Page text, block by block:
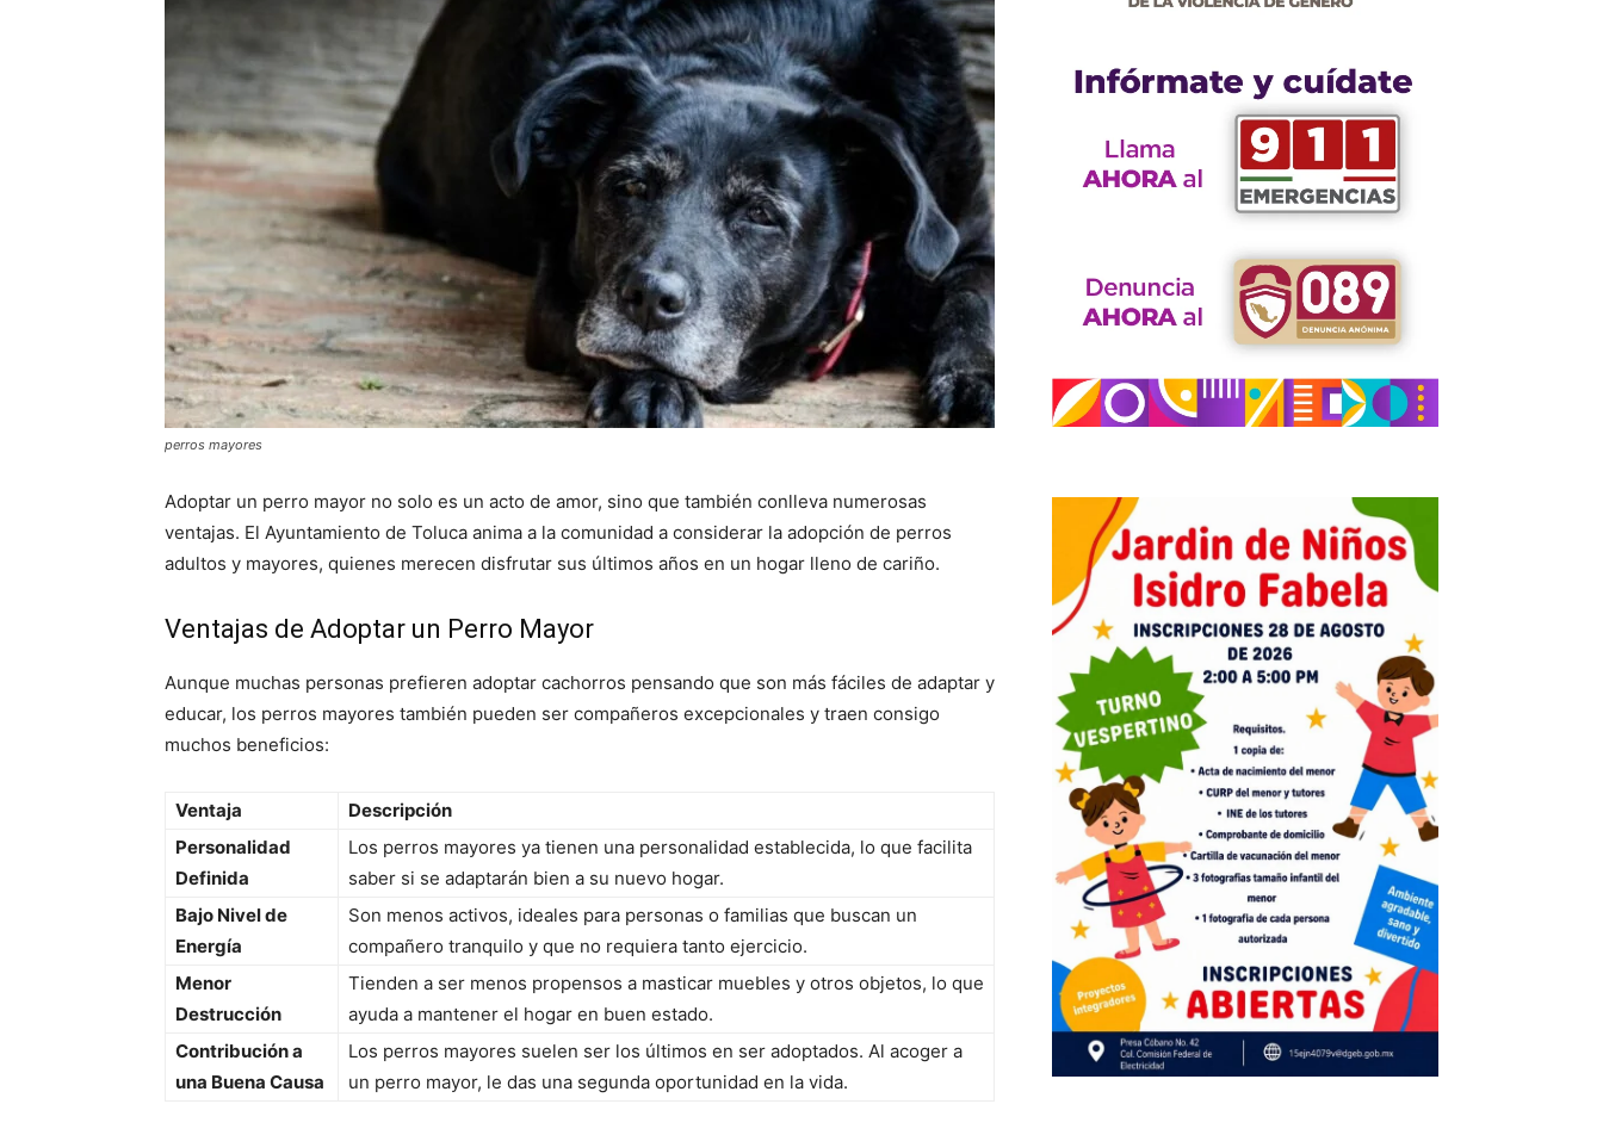
perros mayores
Adoptar un perro mayor no solo es un acto de amor, sino que también conlleva numerosas
ventajas. El Ayuntamiento de Toluca anima a la comunidad a considerar la adopción de perros
adultos y mayores, quienes merecen disfrutar sus últimos años en un hogar lleno de cariño.
Ventajas de Adoptar un Perro Mayor
Aunque muchas personas prefieren adoptar cachorros pensando que son más fáciles de adaptar y
educar, los perros mayores también pueden ser compañeros excepcionales y traen consigo
muchos beneficios:
Ventaja
Descripción
Personalidad
Definida
Los perros mayores ya tienen una personalidad establecida, lo que facilita
saber si se adaptarán bien a su nuevo hogar.
Bajo Nivel de
Energía
Son menos activos, ideales para personas o familias que buscan un
compañero tranquilo y que no requiera tanto ejercicio.
Menor
Destrucción
Tienden a ser menos propensos a masticar muebles y otros objetos, lo que
ayuda a mantener el hogar en buen estado.
Contribución a
una Buena Causa
Los perros mayores suelen ser los últimos en ser adoptados. Al acoger a
un perro mayor, le das una segunda oportunidad en la vida.